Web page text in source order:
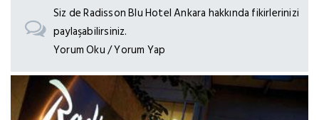
Siz de Radisson Blu Hotel Ankara hakkında fikirlerinizi
paylaşabilirsiniz.
Yorum Oku / Yorum Yap